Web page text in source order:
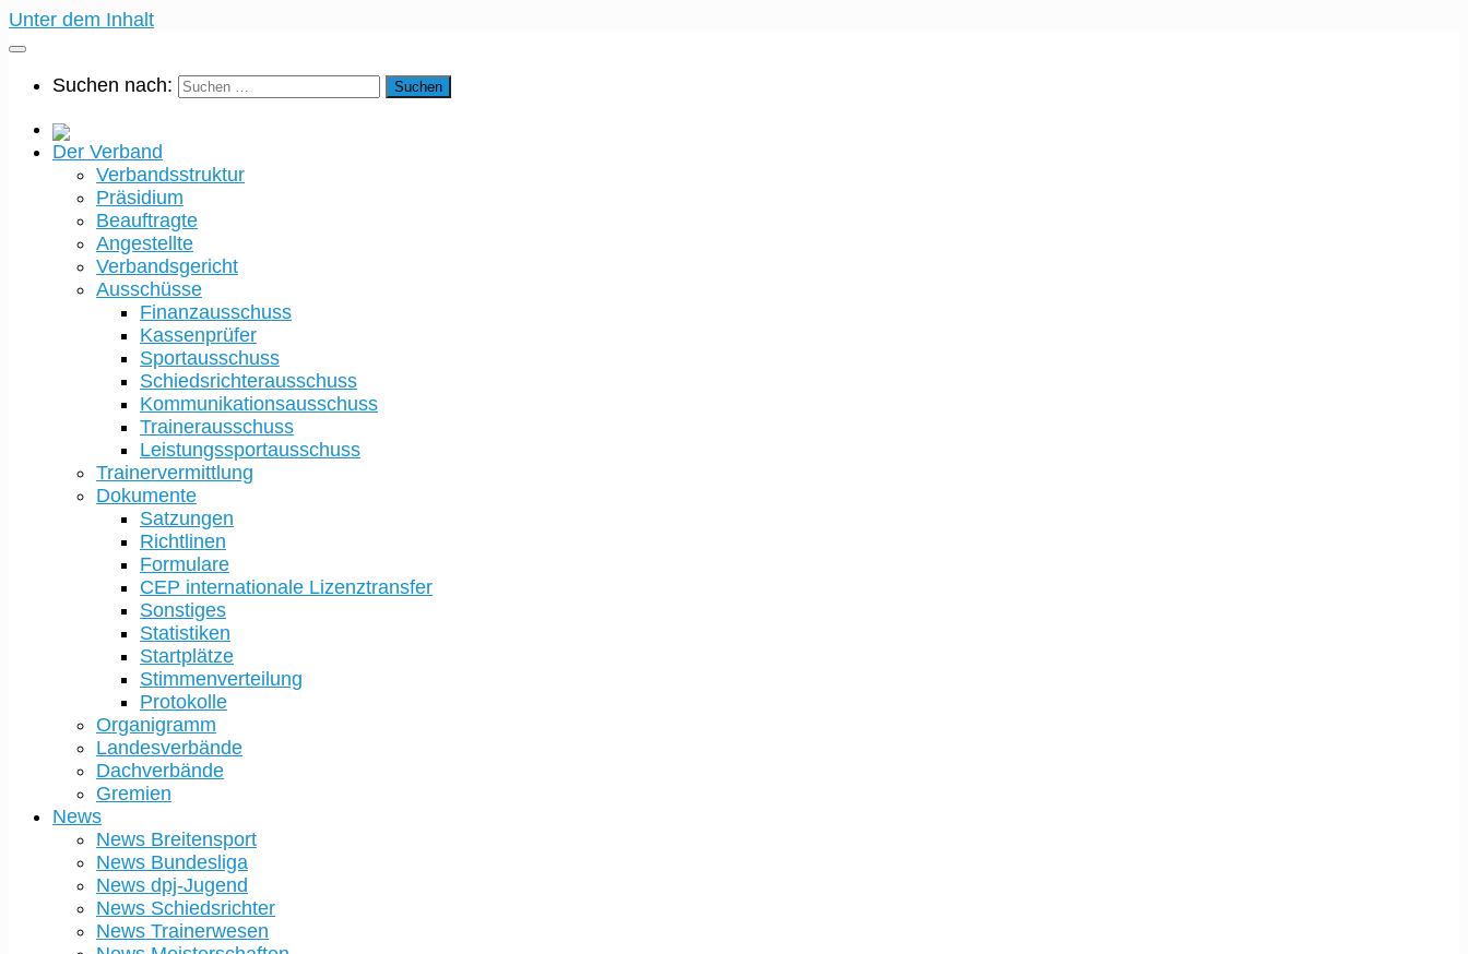
Unter dem Inhalt
Suchen nach:
Der Verband
Verbandsstruktur
Präsidium
Beauftragte
Angestellte
Verbandsgericht
Ausschüsse
Finanzausschuss
Kassenprüfer
Sportausschuss
Schiedsrichterausschuss
Kommunikationsausschuss
Trainerausschuss
Leistungssportausschuss
Trainervermittlung
Dokumente
Satzungen
Richtlinen
Formulare
CEP internationale Lizenztransfer
Sonstiges
Statistiken
Startplätze
Stimmenverteilung
Protokolle
Organigramm
Landesverbände
Dachverbände
Gremien
News
News Breitensport
News Bundesliga
News dpj-Jugend
News Schiedsrichter
News Trainerwesen